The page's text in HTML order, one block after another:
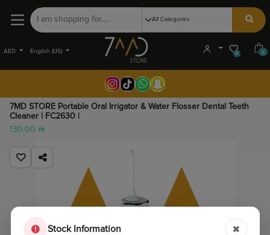
AED English (US) 0 0
7MD STORE Portable Oral Irrigator & Water Flosser Dental Teeth
Cleaner | FC2630 |
130.00
Stock Information